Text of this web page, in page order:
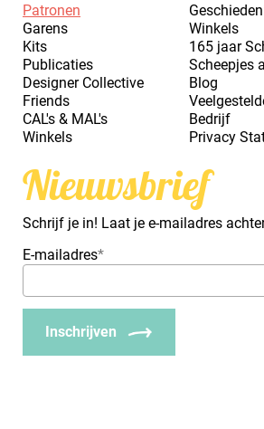
Patronen
Garens
Kits
Publicaties
Designer Collective
Friends
CAL's & MAL's
Winkels
Winkels
165 jaar
Scheepjes
Blog
Bedrijf
Privacy
Nieuwsbrief
Schrijf je in! Laat je e-mailadres
E-mailadres*
Inschrijven